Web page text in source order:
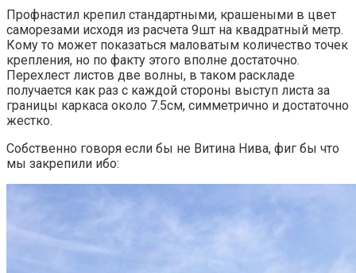
Профнастил крепил стандартными, крашеными в цвет
саморезами исходя из расчета 9шт на квадратный метр.
Кому то может показаться маловатым количество точек
крепления, но по факту этого вполне достаточно.
Перехлест листов две волны, в таком раскладе
получается как раз с каждой стороны выступ листа за
границы каркаса около 7.5см, симметрично и достаточно
жестко.
Собственно говоря если бы не Витина Нива, фиг бы что
мы закрепили ибо: